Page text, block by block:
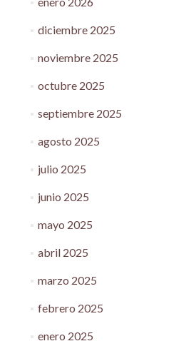
diciembre 2025
noviembre 2025
octubre 2025
septiembre 2025
agosto 2025
julio 2025
junio 2025
mayo 2025
abril 2025
marzo 2025
febrero 2025
enero 2025